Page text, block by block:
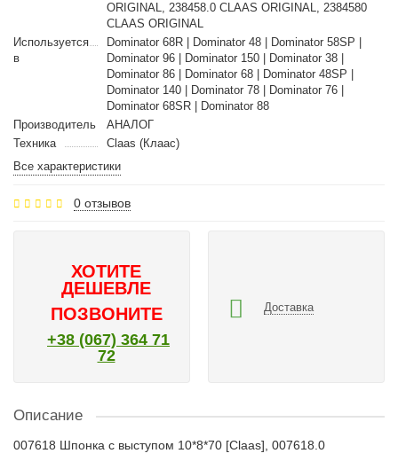
ORIGINAL, 238458.0 CLAAS ORIGINAL, 2384580
CLAAS ORIGINAL
Используется
в
Dominator 68R | Dominator 48 | Dominator 58SP |
Dominator 96 | Dominator 150 | Dominator 38 |
Dominator 86 | Dominator 68 | Dominator 48SP |
Dominator 140 | Dominator 78 | Dominator 76 |
Dominator 68SR | Dominator 88
Производитель
АНАЛОГ
Техника
Claas (Клаас)
Все характеристики
0 отзывов
ХОТИТЕ
ДЕШЕВЛЕ
ПОЗВОНИТЕ
+38 (067) 364 71
72
Доставка
Описание
007618 Шпонка с выступом 10*8*70 [Claas], 007618.0